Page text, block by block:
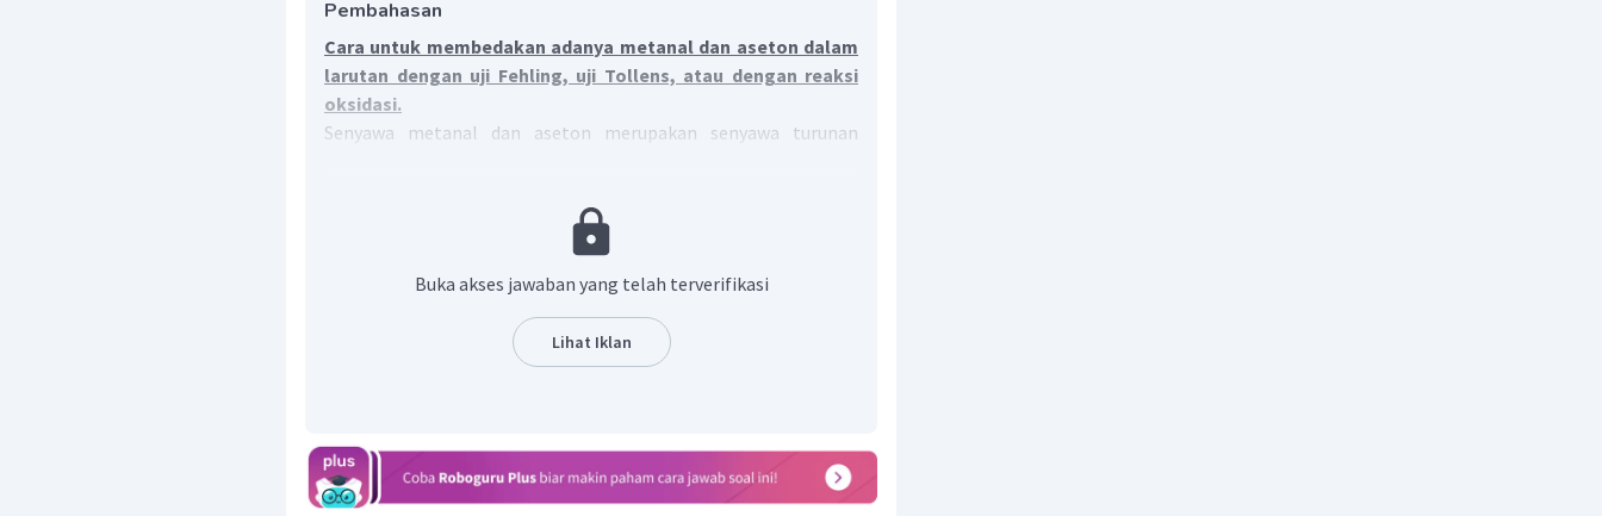
Pembahasan
Cara untuk membedakan adanya metanal dan aseton dalam
larutan dengan uji Fehling, uji Tollens, atau dengan reaksi
oksidasi.
Senyawa metanal dan aseton merupakan senyawa turunan
senyawa turunan alkana yang saling berisomer fungsi. Untuk
membedakan aldehida dan keton dapat dilakukan uji identifikasi
aldehid dan keton:
Jika suatu senyawa mengandung gugus aldehid akan timbul
Uji Tollens
Pereaksi Tollens adalah campuran antara larutanAgNO 3
denganNH4OHdengan adanyaNaOH. Jika sampel
Buka akses jawaban yang telah terverifikasi
Lihat Iklan